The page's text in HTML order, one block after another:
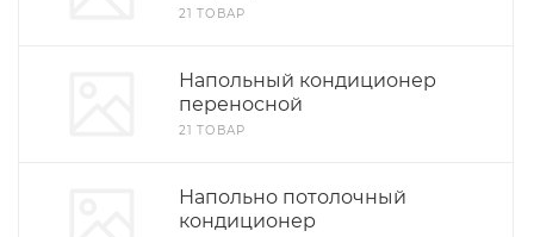
21 ТОВАР
Напольный кондиционер
переносной
21 ТОВАР
Напольно потолочный
кондиционер